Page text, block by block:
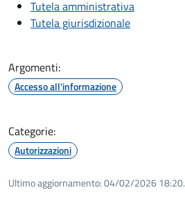
Tutela amministrativa
Tutela giurisdizionale
Argomenti:
Accesso all'informazione
Categorie:
Autorizzazioni
Ultimo aggiornamento:04/02/2026